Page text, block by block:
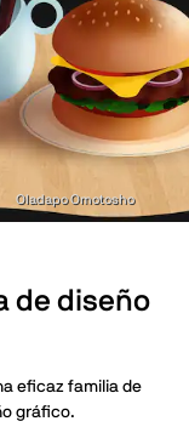
Oladapo Omotosho
de diseño
eficaz familia de
gráfico.